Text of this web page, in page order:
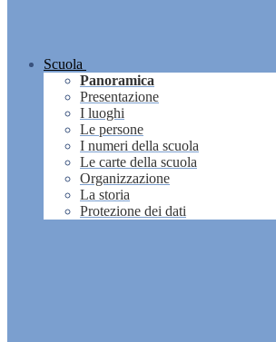
Scuola
Panoramica
Presentazione
I luoghi
Le persone
I numeri della scuola
Le carte della scuola
Organizzazione
La storia
Protezione dei dati